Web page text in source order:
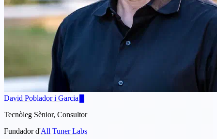
David Poblador i Garcia
Tecnòleg Sènior, Consultor
Fundador d'All Tuner Labs